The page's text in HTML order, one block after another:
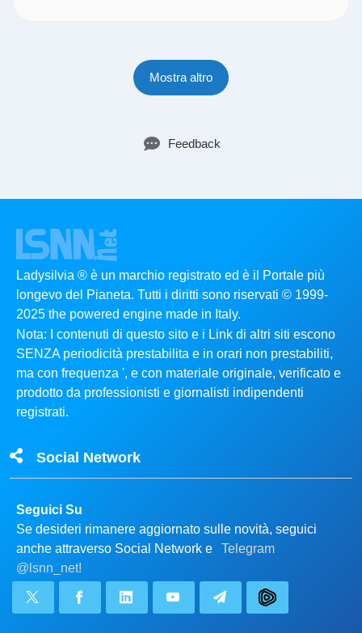
Mostra altro
Feedback
Ladysilvia ® è un marchio registrato ed è il Portale più
longevo del Pianeta. Tutti i diritti sono riservati © 1999-
2025 the powered engine made in Italy.
Nota: I contenuti di questo sito e i Link di altri siti escono
SENZA periodicità prestabilita e in orari non prestabiliti,
ma con frequenza ', e con materiale originale, verificato e
prodotto da professionisti e giornalisti indipendenti
registrati.
Social Network
Seguici Su
Se desideri rimanere aggiornato sulle novità, seguici
anche attraverso Social Network e
Telegram
@lsnn_net!